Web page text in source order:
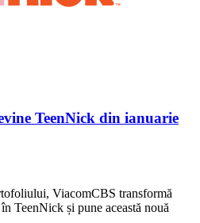
TeenNick din ianuarie
ViacomCBS transformă
TeenNick și pune această nouă